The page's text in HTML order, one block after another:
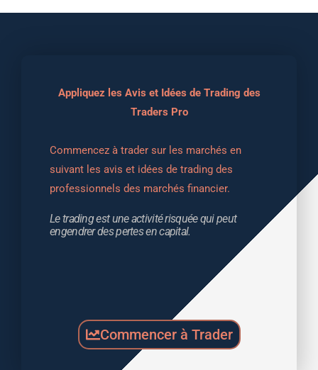
Appliquez les Avis et Idées de Trading des
Traders Pro
Commencez à trader sur les marchés en
suivant les avis et idées de trading des
professionnels des marchés financier.
Le trading est une activité risquée qui peut
engendrer des pertes en capital.
Commencer à Trader